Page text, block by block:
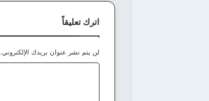
اترك تعليقاً
لن يتم نشر عنوان بريدك الإلكتروني.